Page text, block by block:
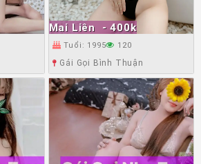
Mai Liên - 400k
Tuổi: 1995 120
Gái Gọi Bình Thuận